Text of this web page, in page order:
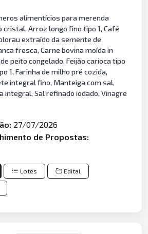
alimentícios para merenda
cristal, Arroz longo fino tipo 1, Café
extraído da semente de
fresca, Carne bovina moída in
peito congelado, Feijão carioca tipo
1, Farinha de milho pré cozida,
integral fino, Manteiga com sal,
integral, Sal refinado iodado, Vinagre
27/07/2026
de Propostas:
Lotes Edital